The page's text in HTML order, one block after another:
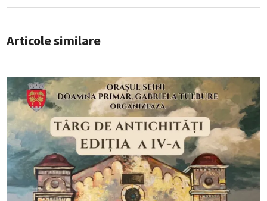
Articole similare